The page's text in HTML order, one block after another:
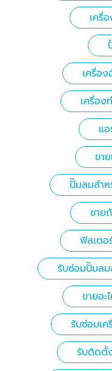
เครื่
เครื่อ
เครื่อ
แ
ขา
ปั๊มลมสำห
ขาย
ฟิลเตอ
รับซ่อมปั๊มลม
ขายอ
รับซ่อมเ
รับติดตั้